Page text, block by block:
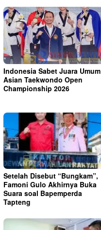
Indonesia Sabet Juara Umum
Asian Taekwondo Open
Championship 2026
Setelah Disebut “Bungkam”,
Famoni Gulo Akhirnya Buka
Suara soal Bapemperda
Tapteng